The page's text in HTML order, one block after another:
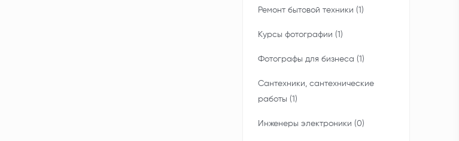
Ремонт бытовой техники (1)
Курсы фотографии (1)
Фотографы для бизнеса (1)
Сантехники, сантехнические
работы (1)
Инженеры электроники (0)